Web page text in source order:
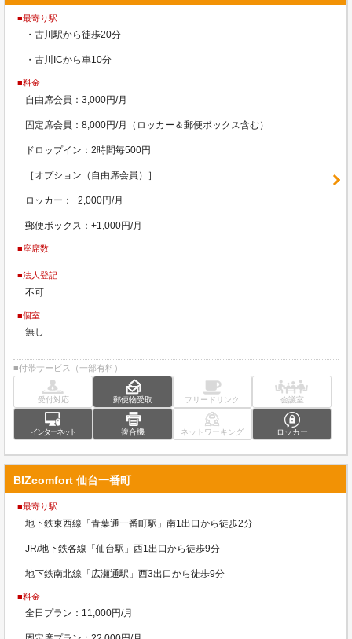
■最寄り駅
・古川駅から徒歩20分
・古川ICから車10分
■料金
自由席会員：3,000円/月
固定席会員：8,000円/月（ロッカー＆郵便ボックス含む）
ドロップイン：2時間毎500円
［オプション（自由席会員）］
ロッカー：+2,000円/月
郵便ボックス：+1,000円/月
■座席数
■法人登記
不可
■個室
無し
■付帯サービス（一部有料）
受付対応 郵便物受取 フリードリンク 会議室
インターネット 複合機 ネットワーキング ロッカー
BIZcomfort 仙台一番町
■最寄り駅
地下鉄東西線「青葉通一番町駅」南1出口から徒歩2分
JR/地下鉄各線「仙台駅」西1出口から徒歩9分
地下鉄南北線「広瀬通駅」西3出口から徒歩9分
■料金
全日プラン：11,000円/月